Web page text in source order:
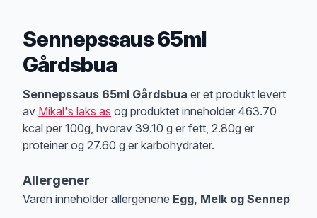
Sennepssaus 65ml
Gårdsbua
Produktbeskrivelse
Sennepssaus 65ml Gårdsbua er et produkt levert
av Mikal's laks as og produktet inneholder 463.70
kcal per 100g, hvorav 39.10 g er fett, 2.80g er
proteiner og 27.60 g er karbohydrater.
Allergener
Varen inneholder allergenene Egg, Melk og Sennep